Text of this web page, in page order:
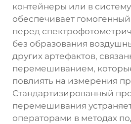
контейнеры или в
обеспечивает
перед
без образования
других артефактов,
перемешиванием,
повлиять на измерения
Стандартизированный
перемешивания
операторами в методах